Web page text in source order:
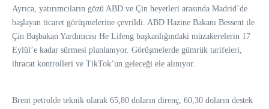
Ayrıca, yatırımcıların gözü ABD ve Çin heyetleri arasında Madrid’de
başlayan ticaret görüşmelerine çevrildi. ABD Hazine Bakanı Bessent ile
Çin Başbakan Yardımcısı He Lifeng başkanlığındaki müzakerelerin 17
Eylül’e kadar sürmesi planlanıyor. Görüşmelerde gümrük tarifeleri,
ihracat kontrolleri ve TikTok’un geleceği ele alınıyor.
Brent petrolde teknik olarak 65,80 doların direnç, 60,30 doların destek